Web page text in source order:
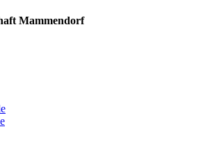
Mammendorf